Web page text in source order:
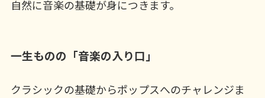
自然に音楽の基礎が身につきます。
一生ものの「音楽の入り口」
クラシックの基礎からポップスへのチャレンジま